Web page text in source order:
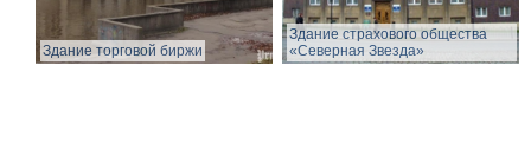
Здание торговой биржи
Здание страхового общества
«Северная Звезда»